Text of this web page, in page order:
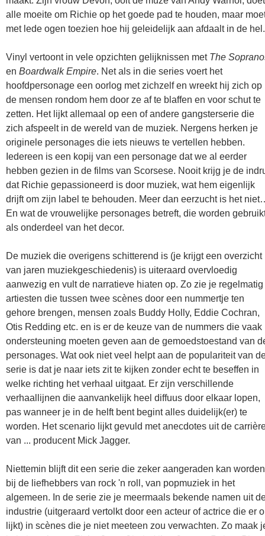
alle moeite om Richie op het goede pad te houden, maar
met lede ogen toezien hoe hij geleidelijk aan afdaalt in de hel.
Vinyl vertoont in vele opzichten gelijknissen met The
en Boardwalk Empire. Net als in die series voert het
hoofdpersonage een oorlog met zichzelf en wreekt hij zich op
de mensen rondom hem door ze af te blaffen en voor schut te
zetten. Het lijkt allemaal op een of andere gangsterserie die
zich afspeelt in de wereld van de muziek. Nergens herken je
originele personages die iets nieuws te vertellen hebben.
Iedereen is een kopij van een personage dat we al eerder
hebben gezien in de films van Scorsese. Nooit krijg je de
dat Richie gepassioneerd is door muziek, wat hem eigenlijk
drijft om zijn label te behouden. Meer dan eerzucht is het
En wat de vrouwelijke personages betreft, die worden
als onderdeel van het decor.
De muziek die overigens schitterend is (je krijgt een overzicht
van jaren muziekgeschiedenis) is uiteraard overvloedig
aanwezig en vult de narratieve hiaten op. Zo zie je regelmatig
artiesten die tussen twee scènes door een nummertje ten
gehore brengen, mensen zoals Buddy Holly, Eddie Cochran,
Otis Redding etc. en is er de keuze van de nummers die vaak
ondersteuning moeten geven aan de gemoedstoestand van
personages. Wat ook niet veel helpt aan de populariteit van
serie is dat je naar iets zit te kijken zonder echt te beseffen in
welke richting het verhaal uitgaat. Er zijn verschillende
verhaallijnen die aanvankelijk heel diffuus door elkaar lopen,
pas wanneer je in de helft bent begint alles duidelijk(er) te
worden. Het scenario lijkt gevuld met anecdotes uit de
van ... producent Mick Jagger.
Niettemin blijft dit een serie die zeker aangeraden kan worden
bij de liefhebbers van rock 'n roll, van popmuziek in het
algemeen. In de serie zie je meermaals bekende namen uit
industrie (uitgeraard vertolkt door een acteur of actrice die er
lijkt) in scènes die je niet meeteen zou verwachten. Zo maak